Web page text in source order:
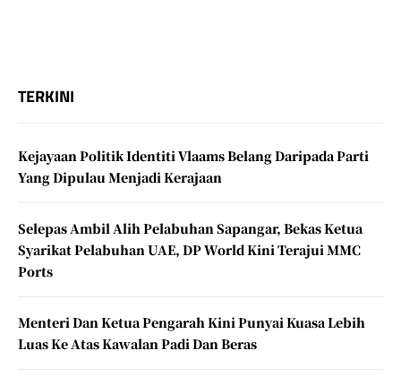
TERKINI
Kejayaan Politik Identiti Vlaams Belang Daripada Parti
Yang Dipulau Menjadi Kerajaan
Selepas Ambil Alih Pelabuhan Sapangar, Bekas Ketua
Syarikat Pelabuhan UAE, DP World Kini Terajui MMC
Ports
Menteri Dan Ketua Pengarah Kini Punyai Kuasa Lebih
Luas Ke Atas Kawalan Padi Dan Beras